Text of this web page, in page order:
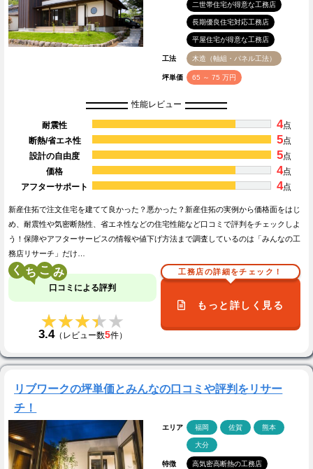
二世帯住宅が得意な工務店
長期優良住宅対応工務店
平屋住宅が得意な工務店
工法 木造（軸組・パネル工法）
坪単価 65 ～ 75 万円
性能レビュー
耐震性 4点
断熱/省エネ性
5点
設計の自由度
5点
価格
4点
アフターサポート
4点
新産住拓で注文住宅を建てて良かった？悪かった？新産住拓の実例から価格面をはじ
め、耐震性や気密断熱性、省エネ性などの住宅性能など口コミで評判をチェックしよ
う！保障やアフターサービスの情報や値下げ方法まで調査しているのは「みんなの工
務店リサーチ」だけ…
く こ
口コミによる評判
★★★★★
★★★★★
3.4（レビュー数5件）
工務店の詳細をチェック！
もっと詳しく見る
リブワークの坪単価とみんなの口コミや評判をリサー
チ！
エリア 福岡 佐賀 熊本
大分
特徴 高気密高断熱の工務店